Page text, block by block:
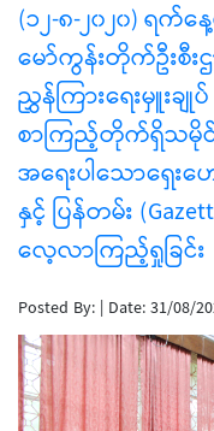
(၁၂-၈-၂၀၂၀) ရက်န
မော်ကွန်းတိုက်ဦးစီး
ညွှန်ကြားရေးမှူးခ
စာကြည့်တိုက်ရှိသမိုင်
အရေးပါသောရှေးဟ
နှင့် ပြန်တမ်း
လေ့လာကြည့်ရှုခြင်း
Posted By: | Date: 31/08/